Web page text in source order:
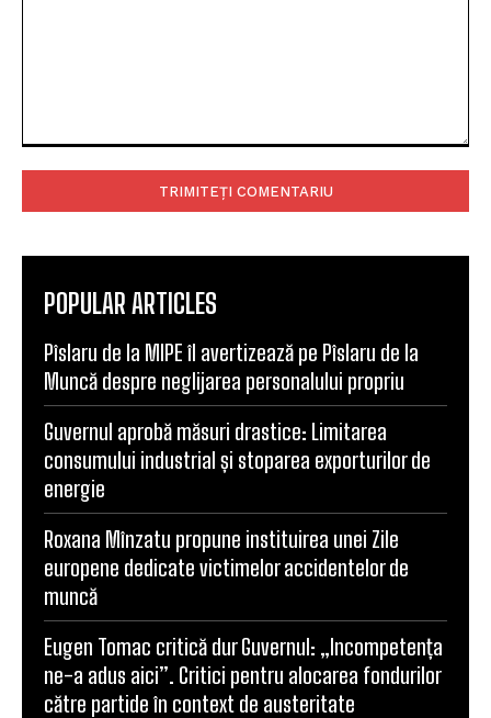
POPULAR ARTICLES
Pîslaru de la MIPE îl avertizează pe Pîslaru de la
Muncă despre neglijarea personalului propriu
Guvernul aprobă măsuri drastice: Limitarea
consumului industrial și stoparea exporturilor de
energie
Roxana Mînzatu propune instituirea unei Zile
europene dedicate victimelor accidentelor de
muncă
Eugen Tomac critică dur Guvernul: „Incompetența
ne-a adus aici”. Critici pentru alocarea fondurilor
către partide în context de austeritate